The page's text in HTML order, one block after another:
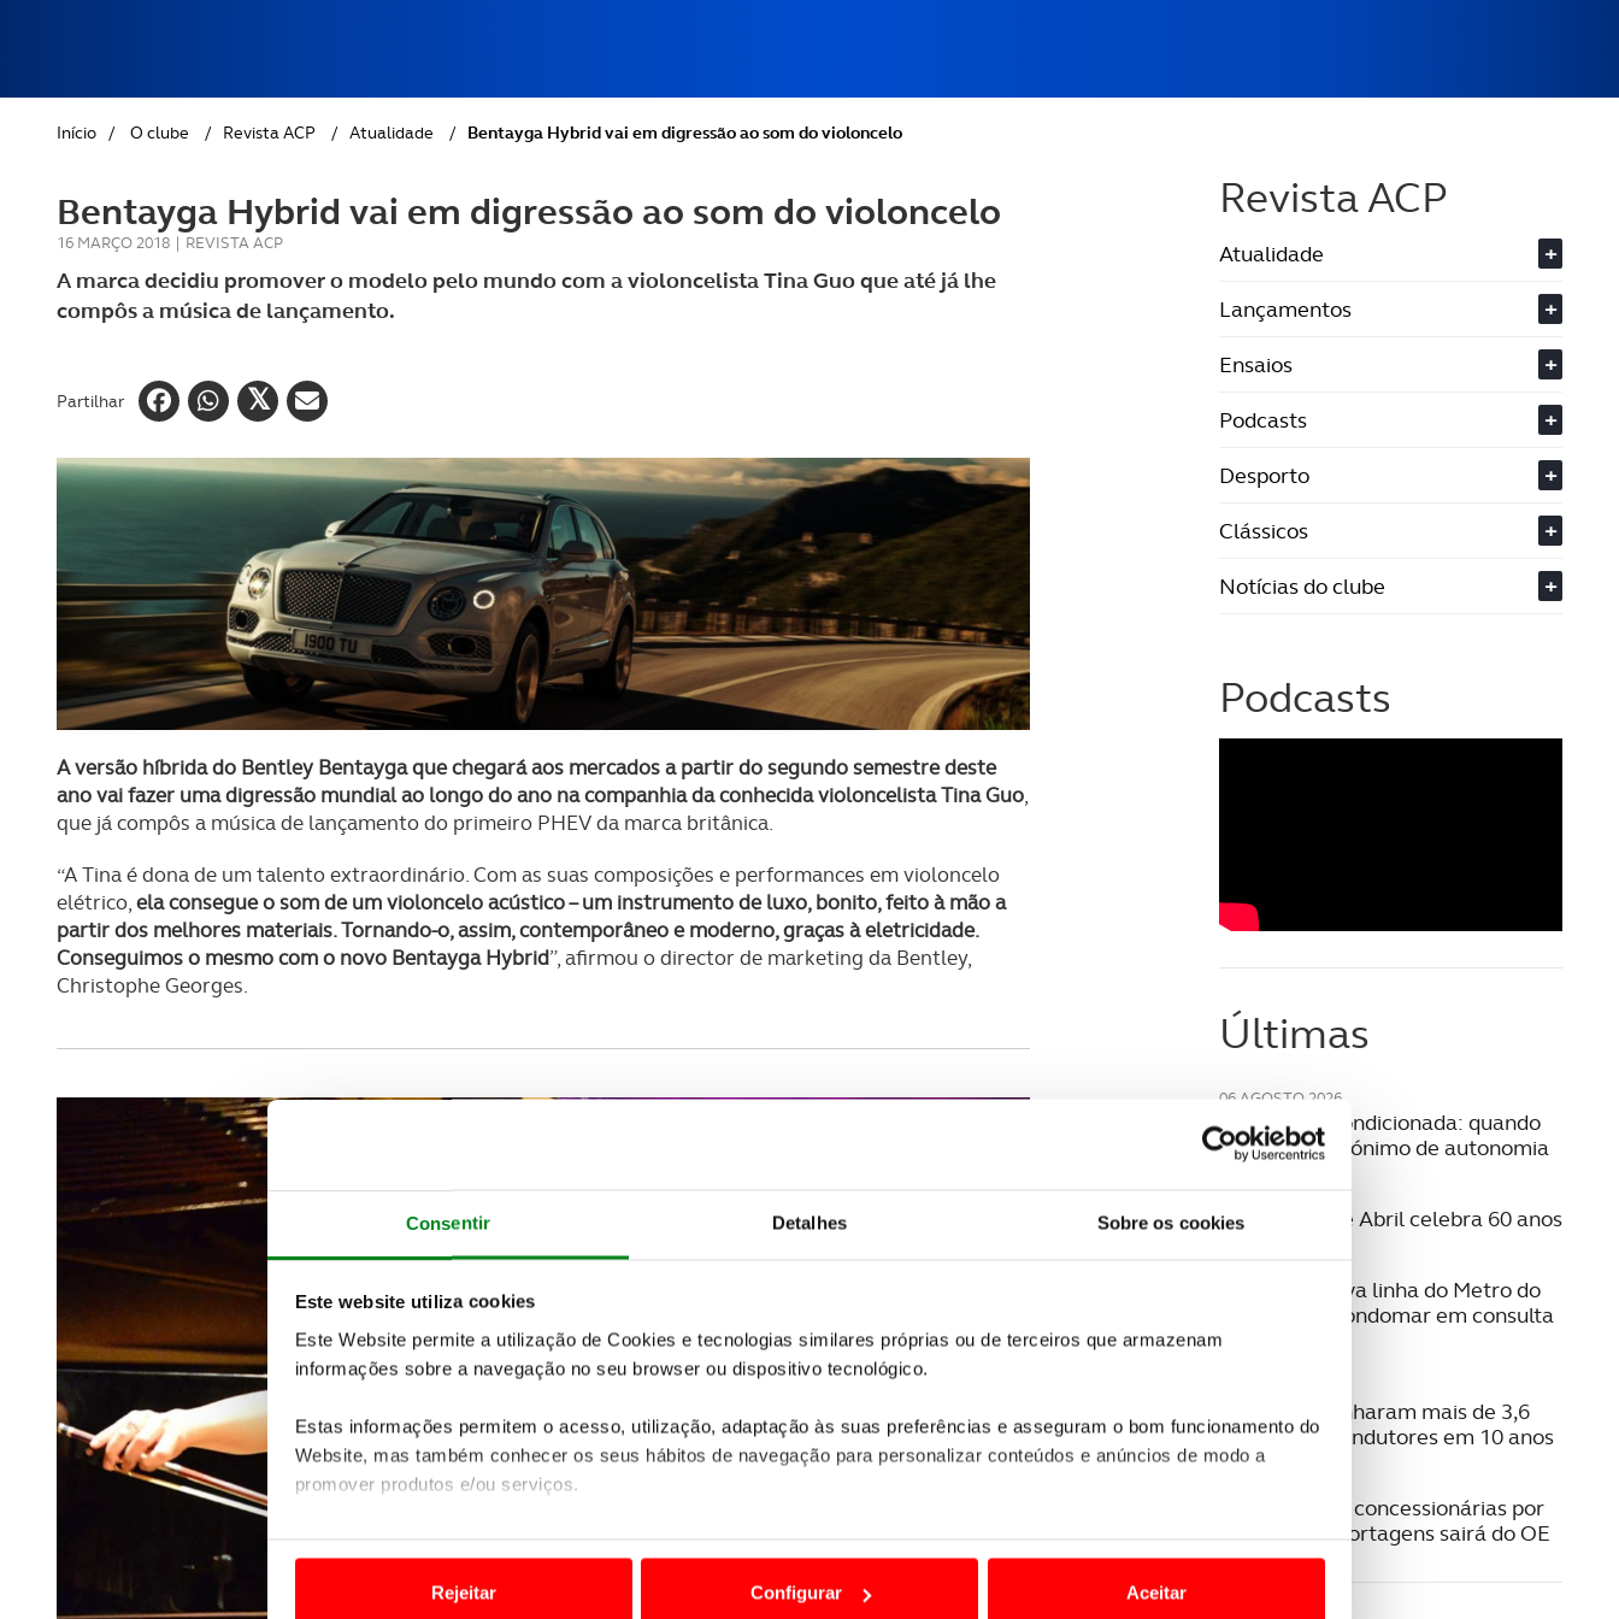
Consentir Detalhes Sobre os cookies
Este website utiliza cookies
Este Website permite a utilização de Cookies e tecnologias similares próprias ou de terceiros que armazenam
informações sobre a navegação no seu browser ou dispositivo tecnológico.
Estas informações permitem o acesso, utilização, adaptação às suas preferências e asseguram o bom funcionamento do
Website, mas também conhecer os seus hábitos de navegação para personalizar conteúdos e anúncios de modo a
promover produtos e/ou serviços.
Rejeitar Configurar Aceitar
GOLFE
AUTOCARAVANISMO
Início / O clube / Revista ACP / Atualidade / Bentayga Hybrid vai em digressão ao som do violoncelo
Bentayga Hybrid vai em digressão ao som do violoncelo
16 MARÇO 2018 | REVISTA ACP
A marca decidiu promover o modelo pelo mundo com a violoncelista Tina Guo que até já lhe
compôs a música de lançamento.
Partilhar
A versão híbrida do Bentley Bentayga que chegará aos mercados a partir do segundo semestre deste
ano vai fazer uma digressão mundial ao longo do ano na companhia da conhecida violoncelista Tina Guo,
que já compôs a música de lançamento do primeiro PHEV da marca britânica.
“A Tina é dona de um talento extraordinário. Com as suas composições e performances em violoncelo
elétrico,ela consegue o som de um violoncelo acústico – um instrumento de luxo, bonito, feito à mão a
partir dos melhores materiais. Tornando-o, assim, contemporâneo e moderno, graças à eletricidade.
Conseguimos o mesmo com o novo Bentayga Hybrid”, afirmou o director de marketing da Bentley,
Christophe Georges.
Revista ACP
Atualidade
+
Lançamentos
+
Ensaios
+
Podcasts
+
Desporto
+
Clássicos
+
Notícias do clube
+
Podcasts
Últimas
06 AGOSTO 2026
Mobilidade condicionada: quando
conduzir é sinónimo de autonomia
A Ponte 25 de Abril celebra 60 anos
Estudo da nova linha do Metro do
Porto para Gondomar em consulta
pública
Radares apanharam mais de 3,6
milhões de condutores em 10 anos
Pagamento a concessionárias por
isenção das portagens sairá do OE